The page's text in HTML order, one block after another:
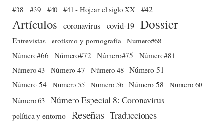
#38
#39 #40 #41 - Hojear el siglo XX #42
Artículos coronavirus covid-19 Dossier
Entrevistas erotismo y pornografía
Numero#68
Número#66
Número#72 Número#75
Número#81
Número 43 Número 47 Número 48 Número 51
Número 54 Número 55 Número 56 Número 58
Número 60
Número 63 Número Especial 8: Coronavirus
política y entorno Reseñas Traducciones